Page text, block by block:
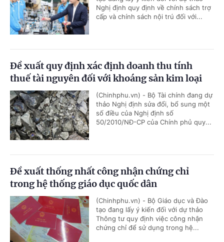
Nghị định quy định về chính sách trợ
cấp và chính sách nội trú đối với...
Đề xuất quy định xác định doanh thu tính
thuế tài nguyên đối với khoáng sản kim loại
(Chinhphu.vn) - Bộ Tài chính đang dự
thảo Nghị định sửa đổi, bổ sung một
số điều của Nghị định số
50/2010/NĐ-CP của Chính phủ quy...
Đề xuất thống nhất công nhận chứng chỉ
trong hệ thống giáo dục quốc dân
(Chinhphu.vn) - Bộ Giáo dục và Đào
tạo đang lấy ý kiến đối với dự thảo
Thông tư quy định việc công nhận
chứng chỉ để sử dụng trong hệ...